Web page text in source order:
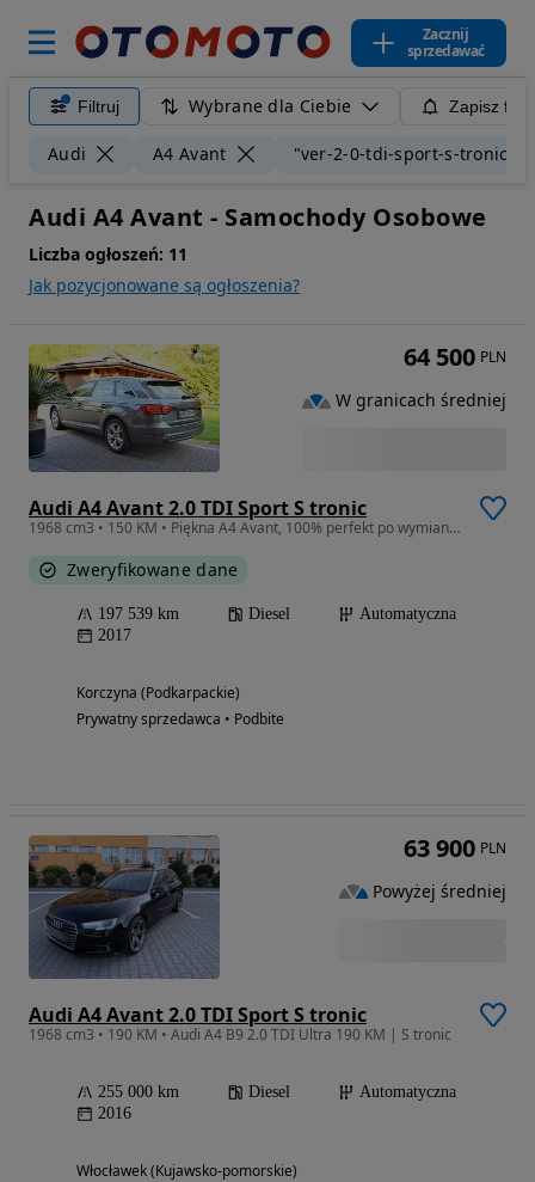
Zacznij
sprzedawać
Filtruj Wybrane dla Ciebie Zapisz
Audi A4 Avant "ver-2-0-tdi-sport-s-tronic"
Audi A4 Avant - Samochody Osobowe
Liczba ogłoszeń: 11
Jak pozycjonowane są ogłoszenia?
Audi A4 Avant 2.0 TDI Sport S tronic
1968 cm3 • 150 KM • Piękna A4 Avant, 100% perfekt po wymianie rozrządu, full ASO, igła!
Zweryfikowane dane
197 539 km Diesel
Automatyczna
2017
Korczyna (Podkarpackie)
Prywatny sprzedawca • Podbite
64 500 PLN
W granicach średniej
Audi A4 Avant 2.0 TDI Sport S tronic
1968 cm3 • 190 KM • Audi A4 B9 2.0 TDI Ultra 190 KM | S tronic
255 000 km Diesel
Automatyczna
2016
Włocławek (Kujawsko-pomorskie)
63 900 PLN
Powyżej średniej